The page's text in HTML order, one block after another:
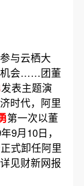
与云栖大
机会……团董
发表主题演
时代，阿里
第一次以董
9月10日，
式卸任阿里
见财新网报